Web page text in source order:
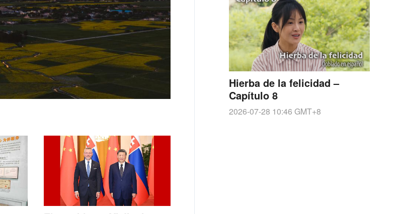
Hierba de la felicidad –
Capítulo 8
2026-07-28 10:46 GMT+8